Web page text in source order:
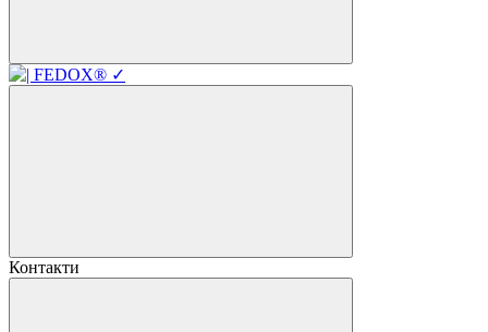
Контакти